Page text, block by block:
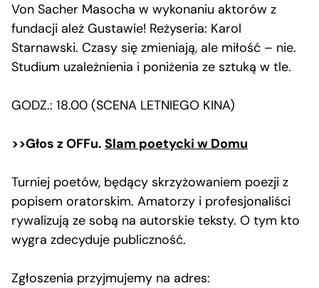
Von Sacher Masocha w wykonaniu aktorów z
fundacji ależ Gustawie! Reżyseria: Karol
Starnawski. Czasy się zmieniają, ale miłość – nie.
Studium uzależnienia i poniżenia ze sztuką w tle.
GODZ.: 18.00 (SCENA LETNIEGO KINA)
>>Głos z OFFu. Slam poetycki w Domu
Turniej poetów, będący skrzyżowaniem poezji z
popisem oratorskim. Amatorzy i profesjonaliści
rywalizują ze sobą na autorskie teksty. O tym kto
wygra zdecyduje publiczność.
Zgłoszenia przyjmujemy na adres: